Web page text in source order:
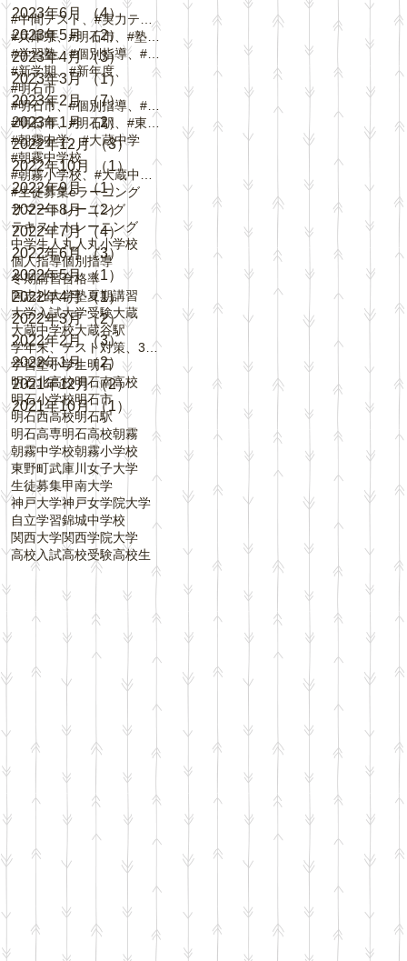
2023年6月
（4）4件の記事
2023年5月 （2）
2件の記事
2023年4月 （3）3件の記事
2023年3月 （1）
1件の記事
2023年2月 （7）7件の記事
2023年1月 （2）
2件の記事
2022年12月 （3）3件の記事
2022年10月
（1） 1件の記事
2022年9月 （1）1件の記事
2022年8月 （2）2件の記事
2022年7月 （4）4件の記事
2022年6月 （3） 3件の記事
2022年5月 （1） 1件の記事
2022年4月 （1）1件の記事
2022年3月 （2）2件の記事
2022年2月 （3）3件の記事
2022年1月 （2） 2件の記事
2021年12月 （2）2件の記事
2021年10月 （1） 1件の記事
#新学期、#新年度、
#明石市
#朝霧中学、#大蔵中学
#朝霧中学校
#生徒募集eラーニング
サマートレーニング
テキストトレーニング
中学生人丸人丸小学校
個人指導個別指導
冬期講習合格率
同志社大学塾夏期講習
大学入試大学受験大蔵
大蔵中学校大蔵谷駅
学年末、テスト対策、3学期、内申点、評定、
学習塾小学生明石
明石北高校明石南高校
明石小学校明石市
明石西高校明石駅
明石高専明石高校朝霧
朝霧中学校朝霧小学校
東野町武庫川女子大学
生徒募集甲南大学
神戸大学神戸女学院大学
自立学習錦城中学校
関西大学関西学院大学
高校入試高校受験高校生